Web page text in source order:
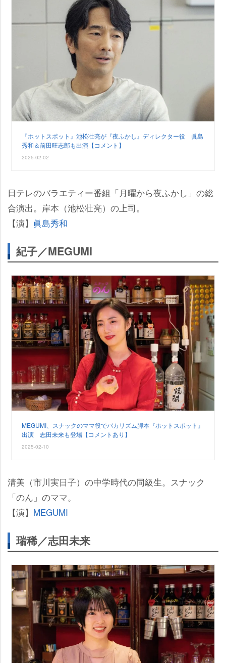
『ホットスポット』池松壮亮が『夜ふかし』ディレクター役 眞島
秀和＆前田旺志郎も出演【コメント】
2025-02-02
日テレのバラエティー番組「月曜から夜ふかし」の総
合演出。岸本（池松壮亮）の上司。
【演】 眞島秀和
紀子／MEGUMI
MEGUMI、スナックのママ役でバカリズム脚本『ホットスポット』
出演 志田未来も登場【コメントあり】
2025-02-10
清美（市川実日子）の中学時代の同級生。スナック
「のん」のママ。
【演】 MEGUMI
瑞稀／志田未来